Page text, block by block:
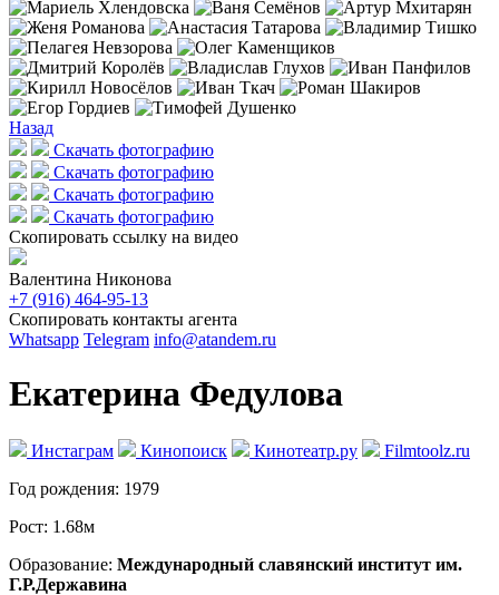
Назад
Скачать фотографию
Скачать фотографию
Скачать фотографию
Скачать фотографию
Скопировать ссылку на видео
Валентина Никонова
+7 (916) 464-95-13
Скопировать контакты агента
Whatsapp Telegram info@atandem.ru
Екатерина Федулова
Инстаграм Кинопоиск Кинотеатр.ру
Filmtoolz.ru
Год рождения: 1979
Рост: 1.68м
Образование: Международный славянский институт им.
Г.Р.Державина